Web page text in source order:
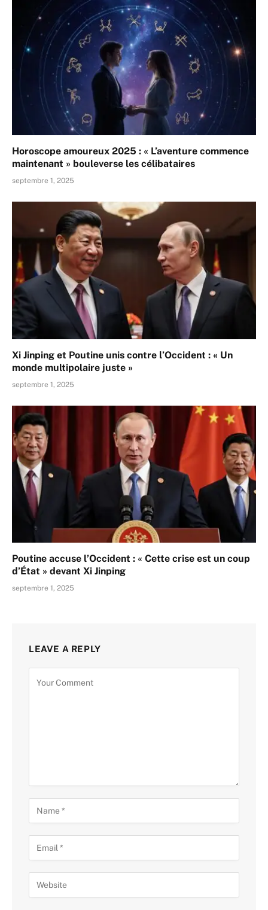
Horoscope amoureux 2025 : « L’aventure commence
maintenant » bouleverse les célibataires
septembre 1, 2025
Xi Jinping et Poutine unis contre l’Occident : « Un
monde multipolaire juste »
septembre 1, 2025
Poutine accuse l’Occident : « Cette crise est un coup
d’État » devant Xi Jinping
septembre 1, 2025
LEAVE A REPLY